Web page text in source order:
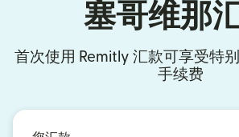
塞哥维那
首次使用 Remitly 汇款可享受特
手续费